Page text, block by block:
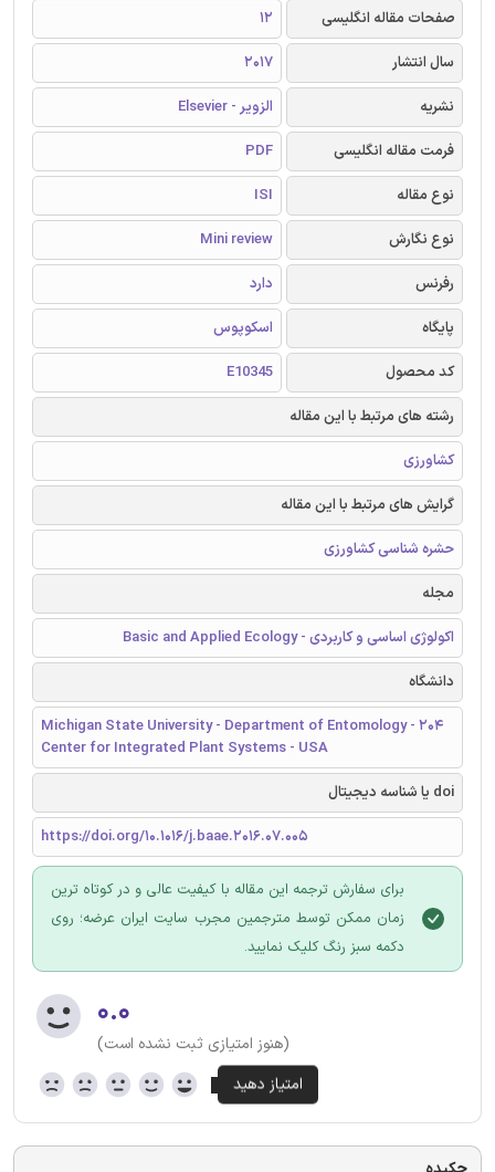
صفحات مقاله انگلیسی
12
سال انتشار
2017
نشریه
الزویر - Elsevier
فرمت مقاله انگلیسی
PDF
نوع مقاله
ISI
نوع نگارش
Mini review
رفرنس
دارد
پایگاه
اسکوپوس
کد محصول
E10345
رشته های مرتبط با این مقاله
کشاورزی
گرایش های مرتبط با این مقاله
حشره شناسی کشاورزی
مجله
اکولوژی اساسی و کاربردی - Basic and Applied Ecology
دانشگاه
Michigan State University - Department of Entomology - 204
Center for Integrated Plant Systems - USA
doi یا شناسه دیجیتال
https://doi.org/10.1016/j.baae.2016.07.005
برای سفارش ترجمه این مقاله با کیفیت عالی و در کوتاه ترین
زمان ممکن توسط مترجمین مجرب سایت ایران عرضه؛ روی
دکمه سبز رنگ کلیک نمایید.
۰.۰
(هنوز امتیازی ثبت نشده است)